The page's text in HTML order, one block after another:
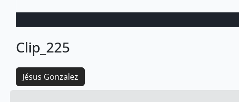
Clip_225
Jésus Gonzalez